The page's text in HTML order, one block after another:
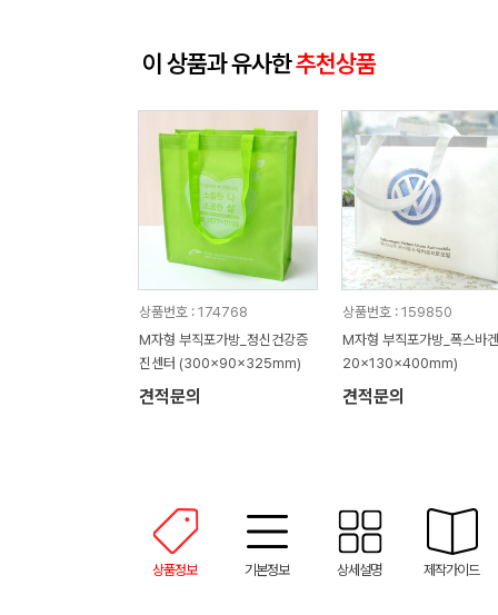
이 상품과 유사한추천상품
상품번호 : 174768
M자형 부직포가방_정신건강증
진센터 (300x90x325mm)
견적문의
상품번호 : 159850
M자형 부직포가방_폭스바
20x130x400mm)
견적문의
상품정보 기본정보 상세설명 제작가이드